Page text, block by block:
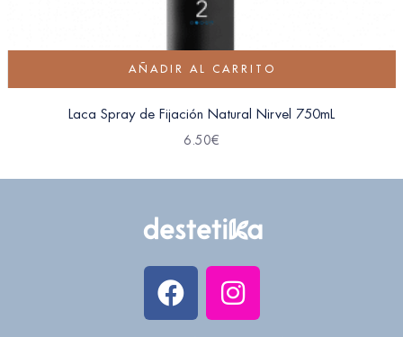
AÑADIR AL CARRITO
Laca Spray de Fijación Natural Nirvel 750mL
6.50€